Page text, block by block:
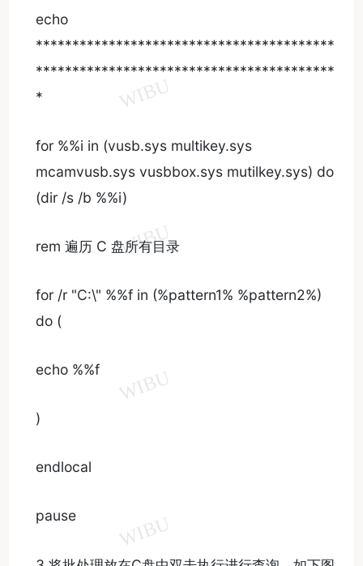
echo
*****************************************
*****************************************
*
for %%i in (vusb.sys multikey.sys
mcamvusb.sys vusbbox.sys mutilkey.sys) do
(dir /s /b %%i)
rem 遍历 C 盘所有目录
for /r "C:\" %%f in (%pattern1% %pattern2%)
do (
echo %%f
)
endlocal
pause